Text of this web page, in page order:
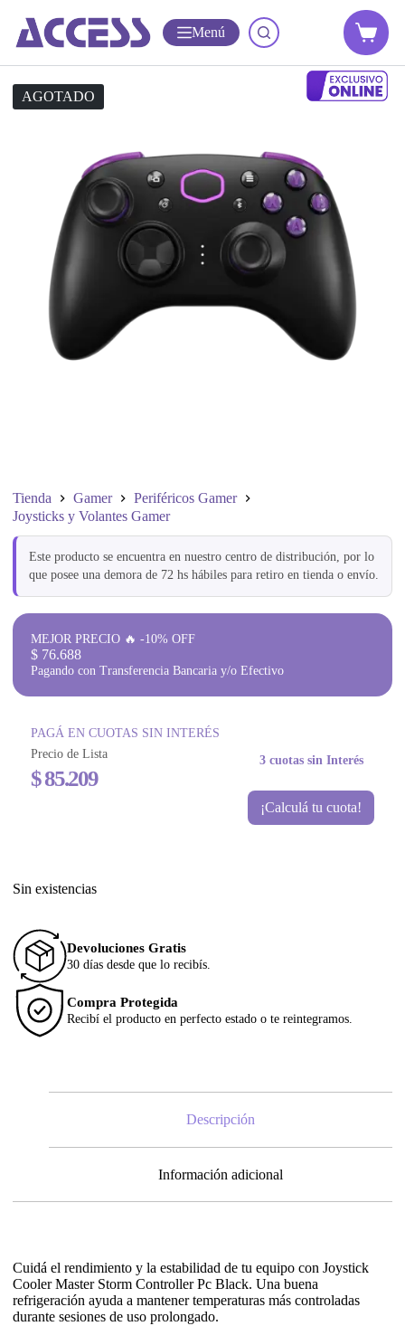
Menú
AGOTADO
Tienda Gamer
Periféricos Gamer
Joysticks y Volantes Gamer
Este producto se encuentra en nuestro centro de distribución, por lo
que posee una demora de 72 hs hábiles para retiro en tienda o envío.
MEJOR PRECIO 🔥 -10% OFF
$ 76.688
Pagando con Transferencia Bancaria y/o Efectivo
PAGÁ EN CUOTAS SIN INTERÉS
Precio de Lista
$85.209
3 cuotas sin Interés
¡Calculá tu cuota!
Sin existencias
Devoluciones Gratis
30 días desde que lo recibís.
Compra Protegida
Recibí el producto en perfecto estado o te reintegramos.
Descripción
Información adicional
Cuidá el rendimiento y la estabilidad de tu equipo con Joystick
Cooler Master Storm Controller Pc Black. Una buena
refrigeración ayuda a mantener temperaturas más controladas
durante sesiones de uso prolongado.